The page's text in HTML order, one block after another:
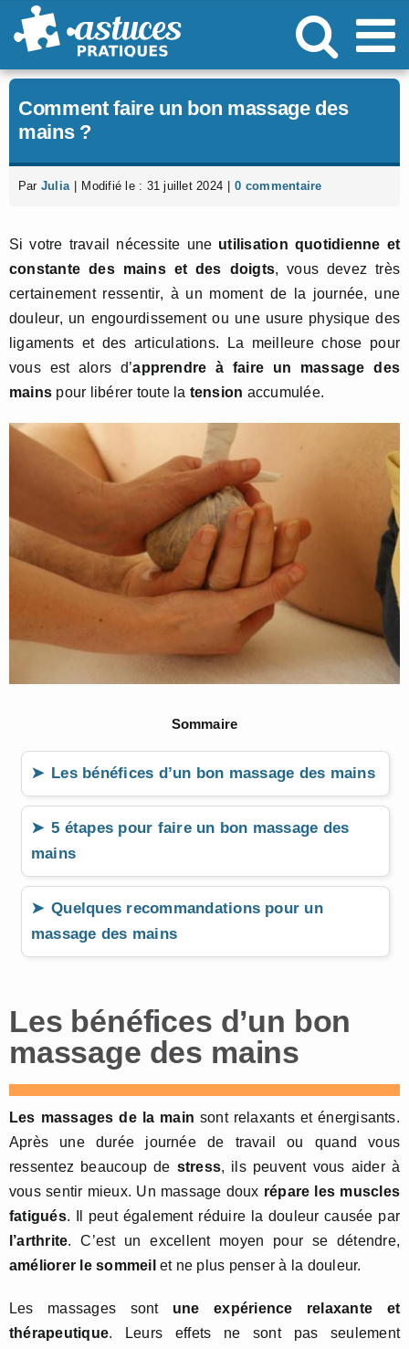
Passer
au
Comment faire un bon massage des
mains ?
Par Julia Modifié le : 31 juillet 2024 0 commentaire
Si votre travail nécessite une utilisation quotidienne et
constante des mains et des doigts, vous devez très
certainement ressentir, à un moment de la journée, une
douleur, un engourdissement ou une usure physique des
ligaments et des articulations. La meilleure chose pour
vous est alors d’apprendre à faire un massagedes
mains pour libérer toute la tension accumulée.
Sommaire
Les bénéfices d’un bon massage des mains
5 étapes pour faire un bon massage des
mains
Quelques recommandations pour un
massage des mains
Les bénéfices d’un bon
massage des mains
Les massages de la main sont relaxants et énergisants.
Après une durée journée de travail ou quand vous
ressentez beaucoup de stress, ils peuvent vous aider à
vous sentir mieux. Un massage doux répare les muscles
fatigués. Il peut également réduire la douleur causée par
l’arthrite. C’est un excellent moyen pour se détendre,
améliorer le sommeil et ne plus penser à la douleur.
Les massages sont une expérience relaxante et
thérapeutique. Leurs effets ne sont pas seulement